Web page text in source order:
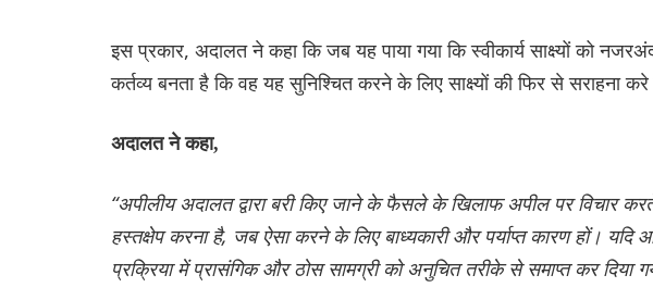
इस प्रकार, अदालत ने कहा कि जब यह पाया गया कि स्वीकार्य साक्ष्यों को
कर्तव्य बनता है कि वह यह सुनिश्चित करने के लिए साक्ष्यों की फिर से सराहना
अदालत ने कहा,
“अपीलीय अदालत द्वारा बरी किए जाने के फैसले के खिलाफ अपील पर विचार
हस्तक्षेप करना है, जब ऐसा करने के लिए बाध्यकारी और पर्याप्त कारण हों।
प्रक्रिया में प्रासंगिक और ठोस सामग्री को अनुचित तरीके से समाप्त कर दिया